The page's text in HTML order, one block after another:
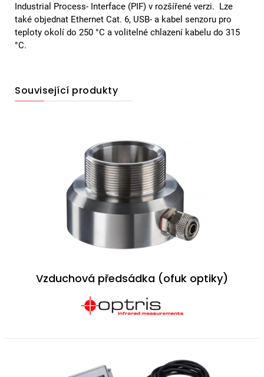
Industrial Process- Interface (PIF) v rozšířené verzi. Lze
také objednat Ethernet Cat. 6, USB- a kabel senzoru pro
teploty okolí do 250 °C a volitelné chlazení kabelu do 315
°C.
Související produkty
Vzduchová předsádka (ofuk optiky)